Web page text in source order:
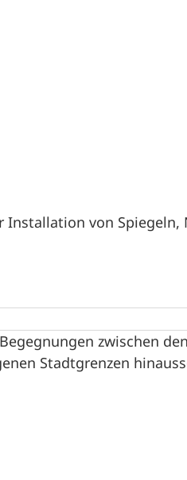
zwischen
Stadtgrenzen